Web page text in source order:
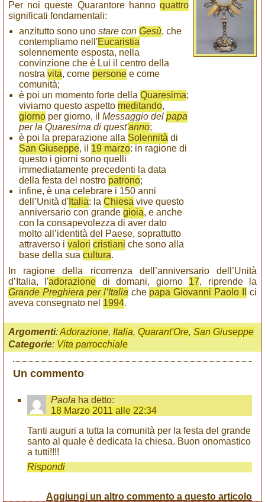
Per noi queste Quarantore hanno quattro
significati fondamentali:
anzitutto sono uno stare con Gesù, che
contempliamo nell'Eucaristia
solennemente esposta, nella
convinzione che è Lui il centro della
nostra vita, come personee come
comunità;
è poi un momento forte della Quaresima;
viviamo questo aspetto meditando,
giornoper giorno, il Messaggio del papa
per la Quaresima di quest'anno;
è poi la preparazione alla Solennità di
San Giuseppe, il 19 marzo: in ragione di
questo i giorni sono quelli
immediatamente precedenti la data
della festa del nostro patrono;
infine, è una celebrare i 150 anni
dell’Unità d'Italia: la Chiesa vive questo
anniversario con grande gioia, e anche
con la consapevolezza di aver dato
molto all’identità del Paese, soprattutto
attraverso i valori cristiani che sono alla
base della sua cultura.
In ragione della ricorrenza dell’anniversario dell’Unità
d’Italia, l'adorazione di domani, giorno 17, riprende la
Grande Preghiera per l’Italia che papa Giovanni Paolo II
ci
aveva consegnato nel 1994.
Argomenti:Adorazione, Italia, Quarant'Ore, San Giuseppe
Categorie: Vita parrocchiale
Un commento
Paola ha detto:
18 Marzo 2011 alle 22:34
Tanti auguri a tutta la comunità per la festa del grande
santo al quale è dedicata la chiesa. Buon onomastico
a tutti!!!!
Rispondi
Aggiungi un altro commento a questo articolo